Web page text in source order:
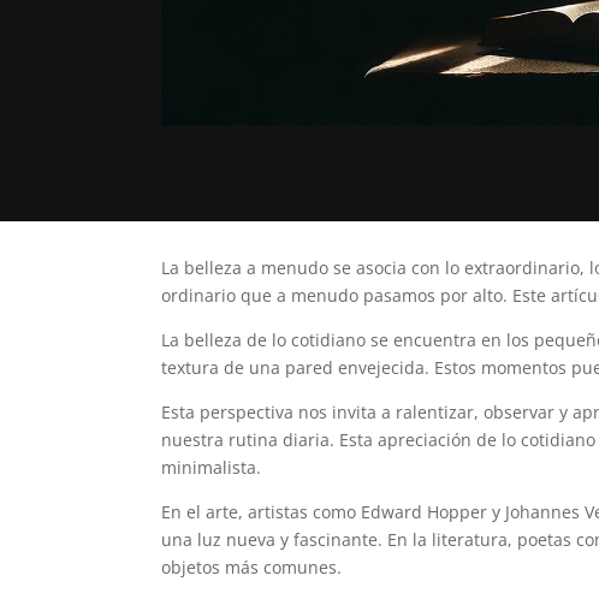
La belleza a menudo se asocia con lo
ordinario que a menudo pasamos por alto. Este
La belleza de lo cotidiano se encuentra en los
textura de una pared envejecida. Estos momentos
Esta perspectiva nos invita a ralentizar, observar y
nuestra rutina diaria. Esta apreciación de lo
minimalista.
En el arte, artistas como Edward Hopper y
una luz nueva y fascinante. En la literatura, poetas
objetos más comunes.